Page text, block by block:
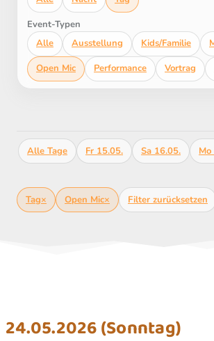
Event-Typen
Alle
Ausstellung Kids/Familie
Open Mic
Performance Vortrag
Alle Tage Fr 15.05. Sa 16.05.
Tag× Open Mic× Filter zurücksetzen
24.05.2026 (Sonntag)